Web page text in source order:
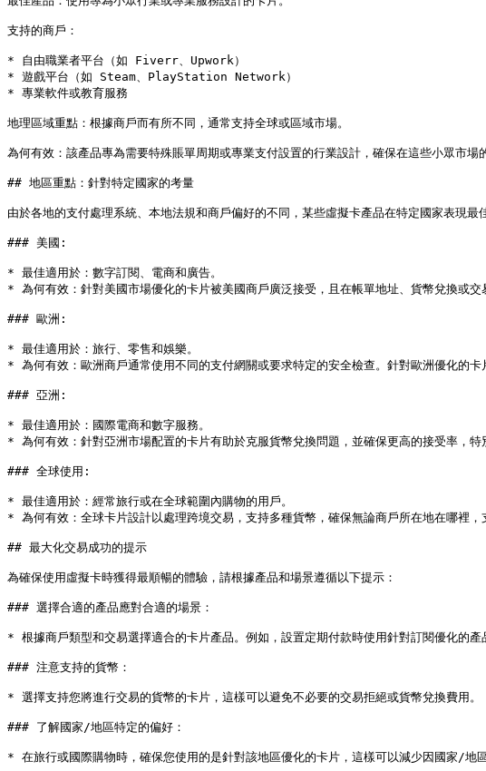
支持的商戶：
* 自由職業者平台（如 Fiverr、Upwork）
* 遊戲平台（如 Steam、PlayStation Network）
* 專業軟件或教育服務
地理區域重點：根據商戶而有所不同，通常支持全球或區域市場。
為何有效：該產品專為需要特殊賬單周期或專業支付設置的行業設計，確保在這些小眾市場
## 地區重點：針對特定國家的考量
由於各地的支付處理系統、本地法規和商戶偏好的不同，某些虛擬卡產品在特定國家表現最
### 美國:
* 最佳適用於：數字訂閱、電商和廣告。
* 為何有效：針對美國市場優化的卡片被美國商戶廣泛接受，且在帳單地址、貨幣兌換或交
### 歐洲:
* 最佳適用於：旅行、零售和娛樂。
* 為何有效：歐洲商戶通常使用不同的支付網關或要求特定的安全檢查。針對歐洲優化的卡
### 亞洲:
* 最佳適用於：國際電商和數字服務。
* 為何有效：針對亞洲市場配置的卡片有助於克服貨幣兌換問題，並確保更高的接受率，特
### 全球使用:
* 最佳適用於：經常旅行或在全球範圍內購物的用戶。
* 為何有效：全球卡片設計以處理跨境交易，支持多種貨幣，確保無論商戶所在地在哪裡，
## 最大化交易成功的提示
為確保使用虛擬卡時獲得最順暢的體驗，請根據產品和場景遵循以下提示：
### 選擇合適的產品應對合適的場景：
* 根據商戶類型和交易選擇適合的卡片產品。例如，設置定期付款時使用針對訂閱優化的產
### 注意支持的貨幣：
* 選擇支持您將進行交易的貨幣的卡片，這樣可以避免不必要的交易拒絕或貨幣兌換費用。
### 了解國家/地區特定的偏好：
* 在旅行或國際購物時，確保您使用的是針對該地區優化的卡片，這樣可以減少因國家/地